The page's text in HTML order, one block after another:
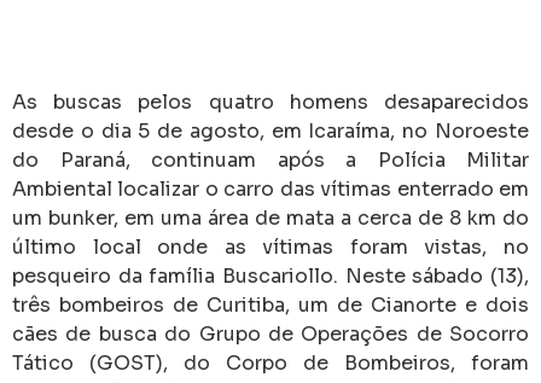
As buscas pelos quatro homens desaparecidos
desde o dia 5 de agosto, em Icaraíma, no Noroeste
do Paraná, continuam após a Polícia Militar
Ambiental localizar o carro das vítimas enterrado em
um bunker, em uma área de mata a cerca de 8 km do
último local onde as vítimas foram vistas, no
pesqueiro da família Buscariollo. Neste sábado (13),
três bombeiros de Curitiba, um de Cianorte e dois
cães de busca do Grupo de Operações de Socorro
Tático (GOST), do Corpo de Bombeiros, foram